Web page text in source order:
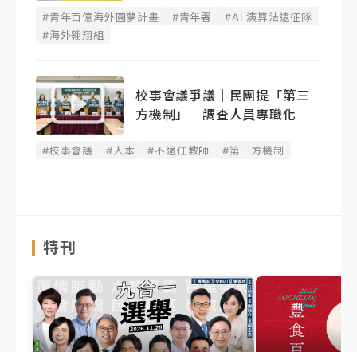
#青年百億海外圓夢計畫 #青年署
#AI 演算法遠征隊
#海外翱翔組
校事會議爭議｜民團提「第三
方機制」 調查人員專職化
#校事會議 #人本 #不適任教師 #第三方機制
特刊